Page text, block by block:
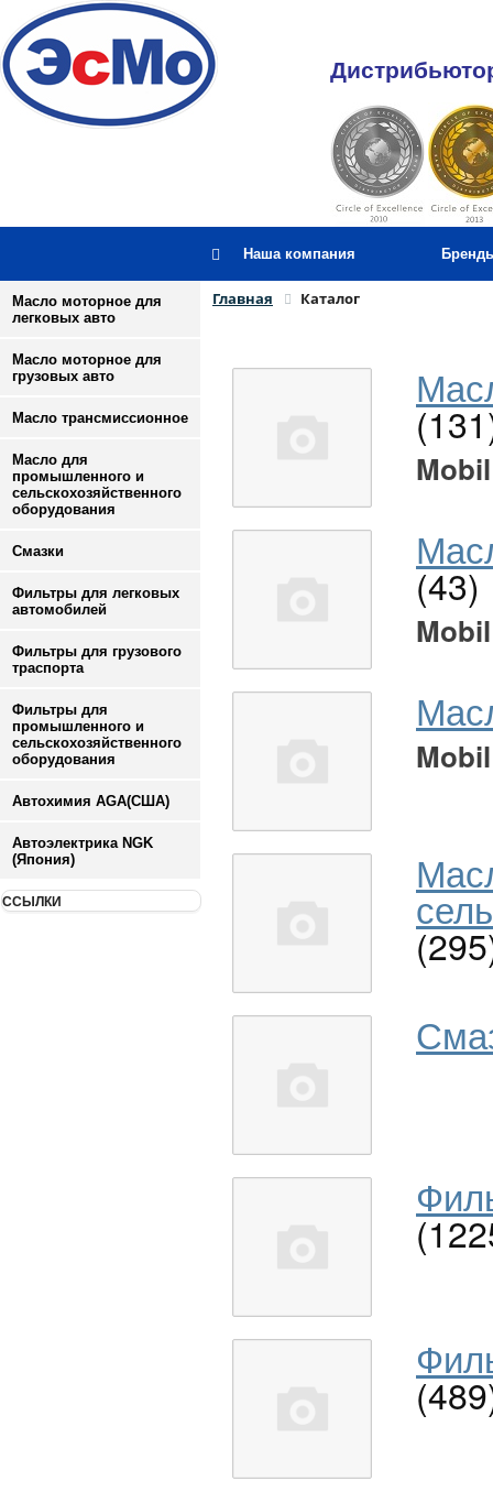
Наша компания
Масло моторное для
легковых авто
Масло моторное для
грузовых авто
Масло трансмиссионное
Масло для
промышленного и
сельскохозяйственного
оборудования
Смазки
Фильтры для легковых
автомобилей
Фильтры для грузового
траспорта
Фильтры для
промышленного и
сельскохозяйственного
оборудования
Автохимия AGA(США)
Автоэлектрика NGK
(Япония)
ССЫЛКИ
Главная Каталог
Mobil
(43)
Mobil
Mobil